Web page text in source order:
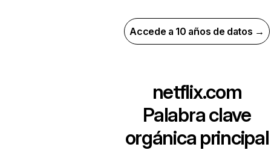
Accede a 10 años de datos →
netflix.com
Palabra clave
orgánica principal